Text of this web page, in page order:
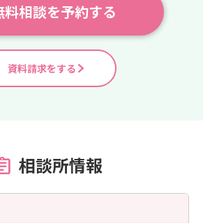
料相談を予約する
資料請求をする
相談所情報